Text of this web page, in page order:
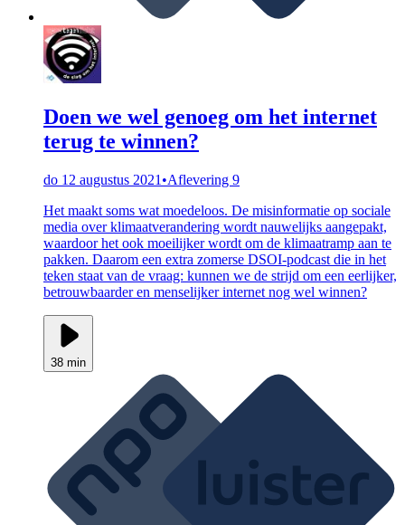
Doen we wel genoeg om het internet
terug te winnen?
do 12 augustus 2021 •Aflevering 9
Het maakt soms wat moedeloos. De misinformatie op sociale
media over klimaatverandering wordt nauwelijks aangepakt,
waardoor het ook moeilijker wordt om de klimaatramp aan te
pakken. Daarom een extra zomerse DSOI-podcast die in het
teken staat van de vraag: kunnen we de strijd om een eerlijker,
betrouwbaarder en menselijker internet nog wel winnen?
38 min